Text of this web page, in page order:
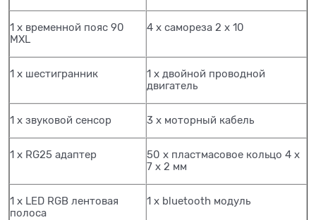
1 х временной пояс 90
MXL
4 х самореза 2 х 10
1 х шестигранник
1 х двойной проводной
двигатель
1 х звуковой сенсор 3 х моторный кабель
1 х RG25 адаптер
50 х пластмасовое кольцо 4 х
7 х 2 мм
1 х LED RGB лентовая
полоса
1 х bluetooth модуль